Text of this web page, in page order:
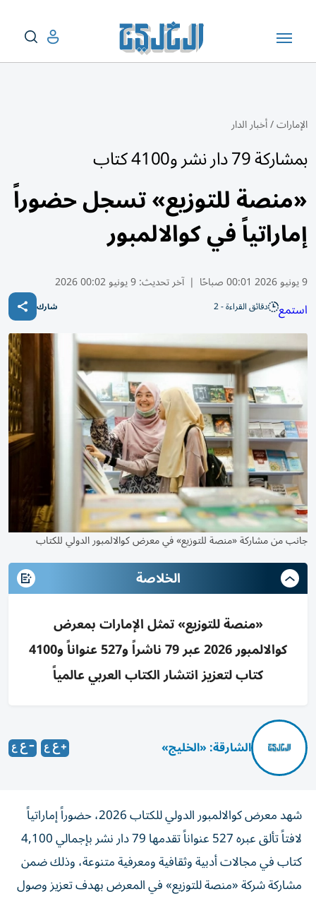
الإمارات/أخبار الدار
بمشاركة 79 دار نشر و4100 كتاب
«منصة للتوزيع» تسجل حضوراً
إماراتياً في كوالالمبور
9 يونيو 2026 00:01 صباحًا | آخر تحديث:9 يونيو 00:02 2026
استمع دقائق القراءة - 2 شارك
جانب من مشاركة «منصة للتوزيع» في معرض كوالالمبور الدولي للكتاب
الخلاصة
«منصة للتوزيع» تمثل الإمارات بمعرض
كوالالمبور 2026 عبر 79 ناشراً و527 عنواناً و4100
كتاب لتعزيز انتشار الكتاب العربي عالمياً
الشارقة: «الخليج»
شهد معرض كوالالمبور الدولي للكتاب 2026، حضوراً إماراتياً
لافتاً تألق عبره 527 عنواناً تقدمها 79 دار نشر بإجمالي 4,100
كتاب في مجالات أدبية وثقافية ومعرفية متنوعة، وذلك ضمن
مشاركة شركة «منصة للتوزيع» في المعرض بهدف تعزيز وصول